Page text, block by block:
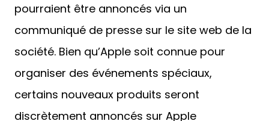
pourraient être annoncés via un
communiqué de presse sur le site web de la
société. Bien qu’Apple soit connue pour
organiser des événements spéciaux,
certains nouveaux produits seront
discrètement annoncés sur Apple